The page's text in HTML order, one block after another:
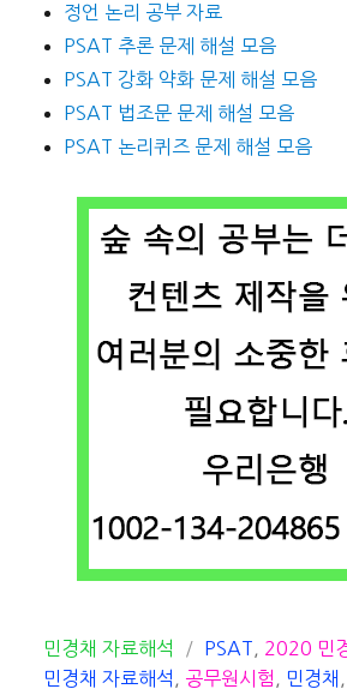
정언 논리 공부 자료
PSAT 추론 문제 해설 모음
PSAT 강화 약화 문제 해설 모음
PSAT 법조문 문제 해설 모음
PSAT 논리퀴즈 문제 해설 모음
카
테
민경채 자료해석
태
그
PSAT 2020 민
민경채 자료해석
공무원시험 민경채